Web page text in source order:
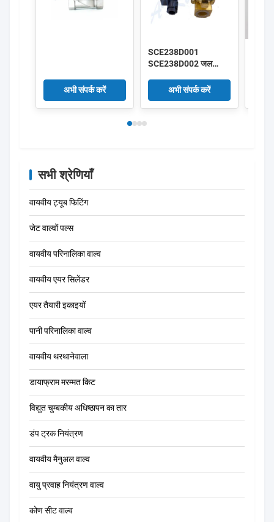
अभी संपर्क करें
SCE238D001
SCE238D002 जल
SCE238D004
SCE238D005
अभी संपर्क करें
सभी श्रेणियाँ
वायवीय ट्यूब फिटिंग
जेट वाल्वों पल्स
वायवीय परिनालिका वाल्व
वायवीय एयर सिलेंडर
एयर तैयारी इकाइयों
पानी परिनालिका वाल्व
वायवीय थरथानेवाला
डायाफ्राम मरम्मत किट
विद्युत चुम्बकीय अधिष्ठापन का तार
डंप ट्रक नियंत्रण
वायवीय मैनुअल वाल्व
वायु प्रवाह नियंत्रण वाल्व
कोण सीट वाल्व